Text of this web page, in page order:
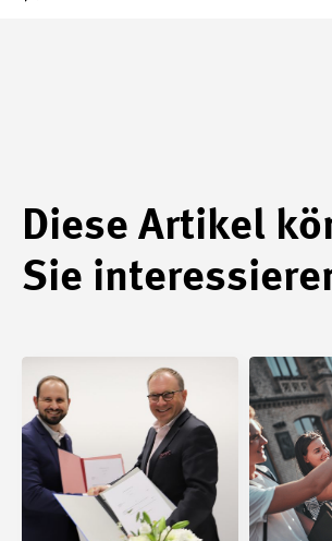
Diese Artikel
Sie